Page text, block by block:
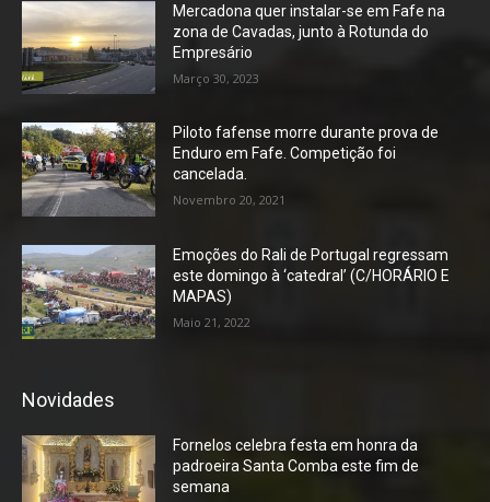
Mercadona quer instalar-se em Fafe na
zona de Cavadas, junto à Rotunda do
Empresário
Março 30, 2023
Piloto fafense morre durante prova de
Enduro em Fafe. Competição foi
cancelada.
Novembro 20, 2021
Emoções do Rali de Portugal regressam
este domingo à ‘catedral’ (C/HORÁRIO E
MAPAS)
Maio 21, 2022
Novidades
Fornelos celebra festa em honra da
padroeira Santa Comba este fim de
semana